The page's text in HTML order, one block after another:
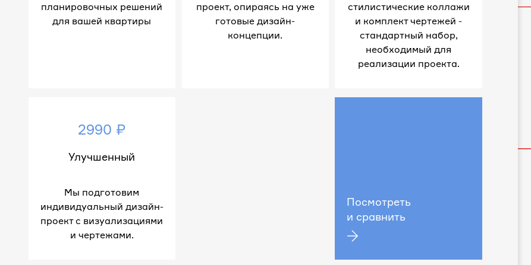
планировочных решений
для вашей квартиры
проект, опираясь на уже
готовые дизайн-
концепции.
стилистические коллажи
и комплект чертежей -
стандартный набор,
необходимый для
реализации проекта.
2990 ₽
Улучшенный
Мы подготовим
индивидуальный дизайн-
проект с визуализациями
и чертежами.
Посмотреть
и сравнить